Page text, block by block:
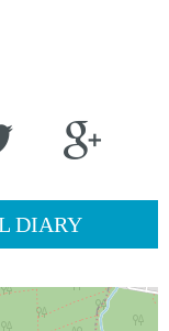
DIARY